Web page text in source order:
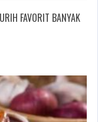
FAVORIT BANYAK